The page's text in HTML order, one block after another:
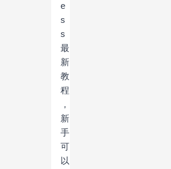
e
s
s
最
新
教
程
，
新
手
可
以